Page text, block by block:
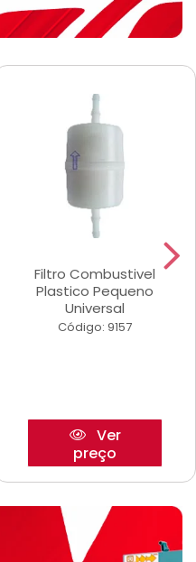
Filtro Combustivel
Plastico Pequeno
Universal
Código: 9157
Ver
preço